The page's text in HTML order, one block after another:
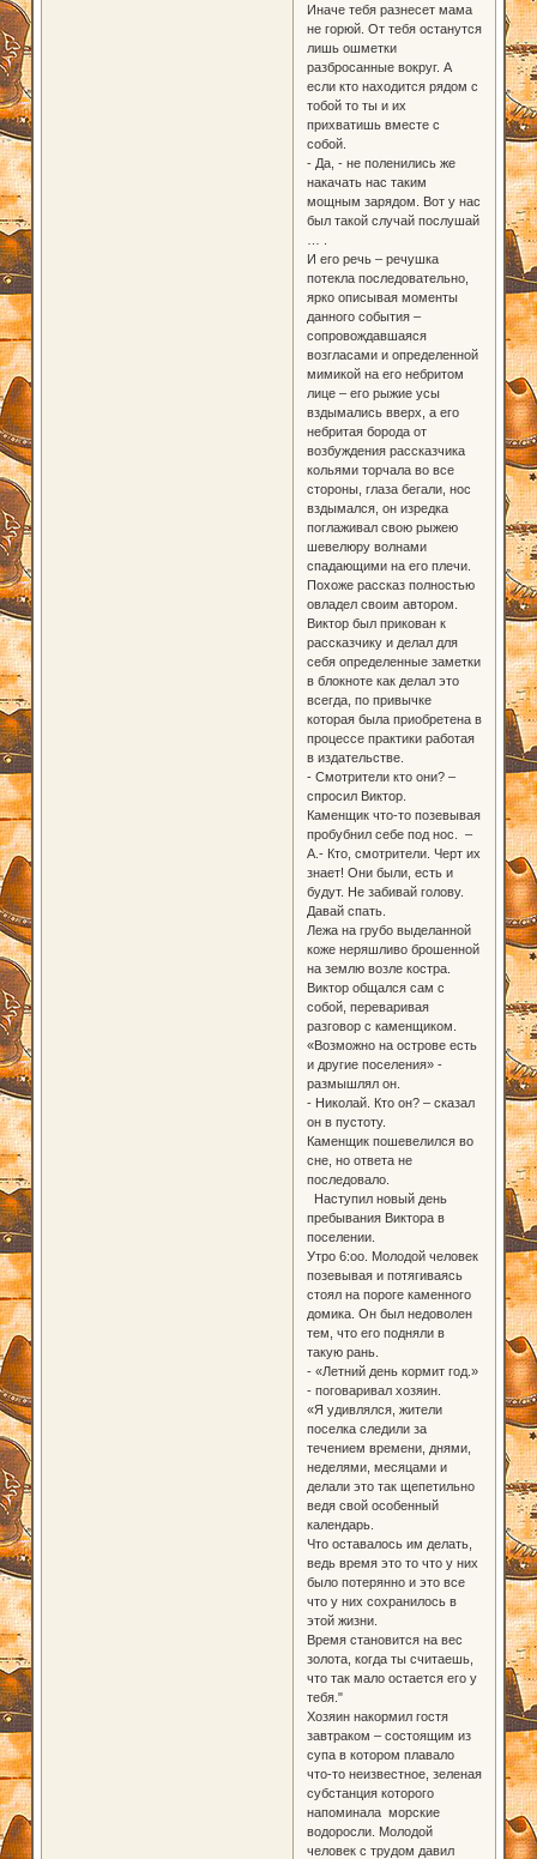
Иначе тебя разнесет мама
не горюй. От тебя останутся
лишь ошметки
разбросанные вокруг. А
если кто находится рядом с
тобой то ты и их
прихватишь вместе с
собой.
- Да, - не поленились же
накачать нас таким
мощным зарядом. Вот у нас
был такой случай послушай
И его речь – речушка
потекла последовательно,
ярко описывая моменты
данного события –
сопровождавшаяся
возгласами и определенной
мимикой на его небритом
лице – его рыжие усы
вздымались вверх, а его
небритая борода от
возбуждения рассказчика
кольями торчала во все
стороны, глаза бегали, нос
вздымался, он изредка
поглаживал свою рыжею
шевелюру волнами
спадающими на его плечи.
Похоже рассказ полностью
овладел своим автором.
Виктор был прикован к
рассказчику и делал для
себя определенные заметки
в блокноте как делал это
всегда, по привычке
которая была приобретена в
процессе практики работая
в издательстве.
- Смотрители кто они? –
спросил Виктор.
Каменщик что-то позевывая
пробубнил себе под нос. –
А.- Кто, смотрители. Черт их
знает! Они были, есть и
будут. Не забивай голову.
Давай спать.
Лежа на грубо выделанной
коже неряшливо брошенной
на землю возле костра.
Виктор общался сам с
собой, переваривая
разговор с каменщиком.
«Возможно на острове есть
и другие поселения» -
размышлял он.
- Николай. Кто он? – сказал
он в пустоту.
Каменщик пошевелился во
сне, но ответа не
последовало.
Наступил новый день
пребывания Виктора в
поселении.
Утро 6:оо. Молодой человек
позевывая и потягиваясь
стоял на пороге каменного
домика. Он был недоволен
тем, что его подняли в
такую рань.
- «Летний день кормит год.»
- поговаривал хозяин.
«Я удивлялся, жители
поселка следили за
течением времени, днями,
неделями, месяцами и
делали это так щепетильно
ведя свой особенный
календарь.
Что оставалось им делать,
ведь время это то что у них
было потерянно и это все
что у них сохранилось в
этой жизни.
Время становится на вес
золота, когда ты считаешь,
что так мало остается его у
тебя."
Хозяин накормил гостя
завтраком – состоящим из
супа в котором плавало
что-то неизвестное, зеленая
субстанция которого
напоминала морские
водоросли. Молодой
человек с трудом давил